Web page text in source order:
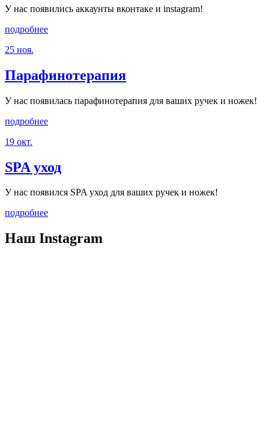
У нас появились аккаунты вконтаке и instagram!
подробнее
25 ноя.
Парафинотерапия
У нас появилась парафинотерапия для ваших ручек и ножек!
подробнее
19 окт.
SPA уход
У нас появился SPA уход для ваших ручек и ножек!
подробнее
Наш Instagram